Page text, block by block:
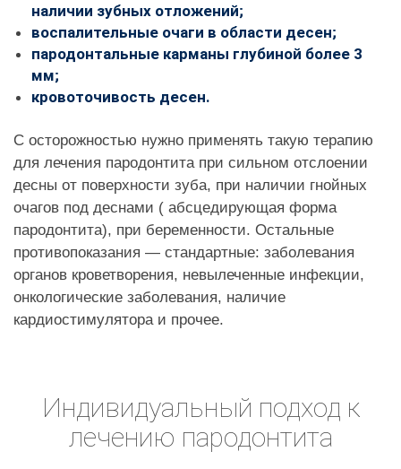
наличии зубных отложений;
воспалительные очаги в области десен;
пародонтальные карманы глубиной более 3
мм;
кровоточивость десен.
С осторожностью нужно применять такую терапию
для лечения пародонтита при сильном отслоении
десны от поверхности зуба, при наличии гнойных
очагов под деснами ( абсцедирующая форма
пародонтита), при беременности. Остальные
противопоказания — стандартные: заболевания
органов кроветворения, невылеченные инфекции,
онкологические заболевания, наличие
кардиостимулятора и прочее.
Индивидуальный подход к
лечению пародонтита